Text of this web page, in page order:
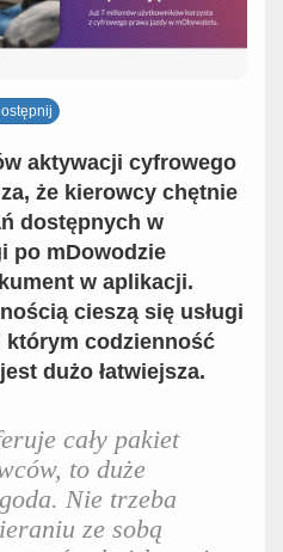
aktywacji cyfrowego
że kierowcy chętnie
dostępnych w
po mDowodzie
w aplikacji.
cieszą się usługi
którym codzienność
dużo łatwiejsza.
cały pakiet
to duże
Nie trzeba
ze sobą